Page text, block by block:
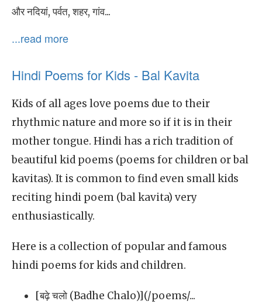
और नदियां, पर्वत, शहर, गांव...
...read more
Hindi Poems for Kids - Bal Kavita
Kids of all ages love poems due to their
rhythmic nature and more so if it is in their
mother tongue. Hindi has a rich tradition of
beautiful kid poems (poems for children or bal
kavitas). It is common to find even small kids
reciting hindi poem (bal kavita) very
enthusiastically.
Here is a collection of popular and famous
hindi poems for kids and children.
[बढ़े चलो (Badhe Chalo)](/poems/...